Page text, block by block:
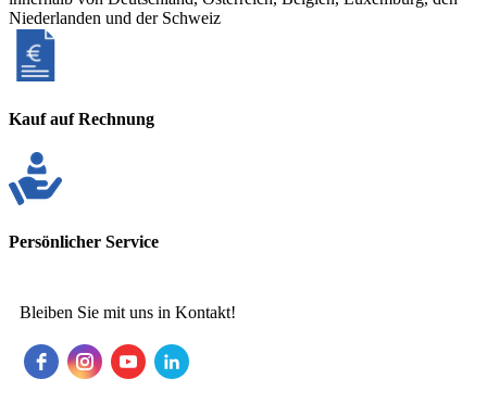
Niederlanden und der Schweiz
Kauf auf Rechnung
Persönlicher Service
Bleiben Sie mit uns in Kontakt!